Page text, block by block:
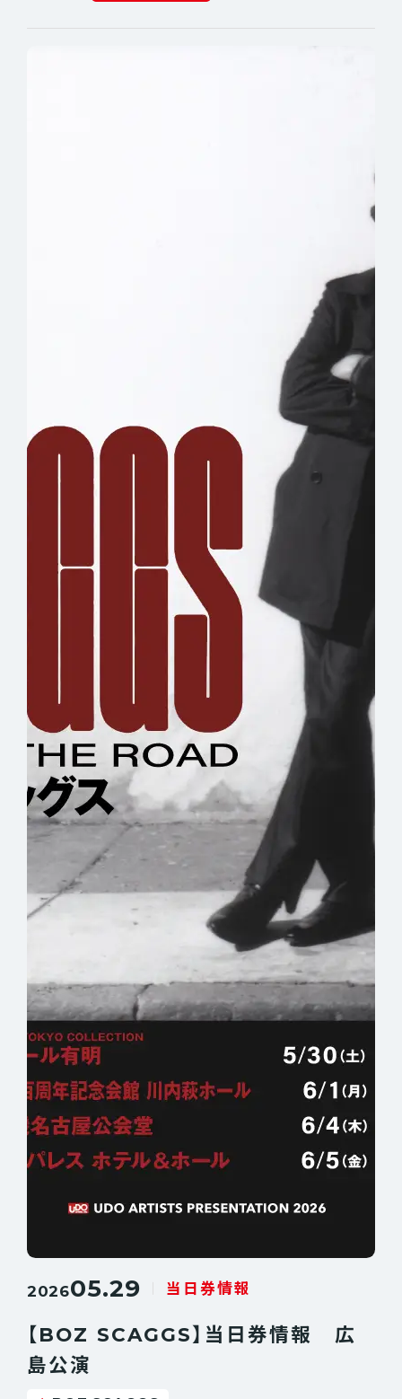
202605.29 当日券情報
【BOZ SCAGGS】当日券情報 広
島公演